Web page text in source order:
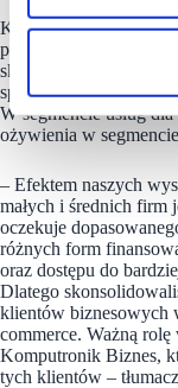
Komputronik
pozytywnego wpływu
skonsolidowany. W
sprzedaż komputerów
W segmencie usług
ożywienia w
– Efektem naszych
małych i średnich firm
oczekuje
różnych form
oraz dostępu do
Dlatego
klientów biznesowych
commerce. Ważną
Komputronik Biznes,
tych klientów –